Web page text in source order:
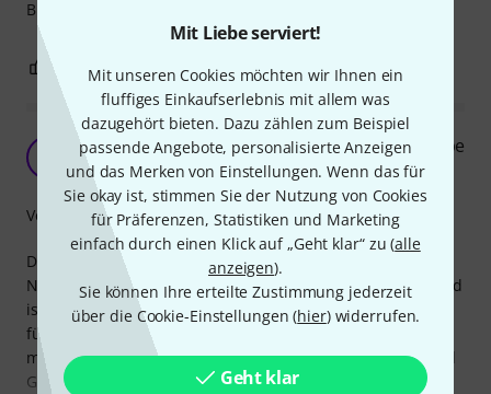
Mit Liebe serviert!
Mit unseren Cookies möchten wir Ihnen ein
fluffiges Einkaufserlebnis mit allem was
dazugehört bieten. Dazu zählen zum Beispiel
passende Angebote, personalisierte Anzeigen
und das Merken von Einstellungen. Wenn das für
Sie okay ist, stimmen Sie der Nutzung von Cookies
für Präferenzen, Statistiken und Marketing
einfach durch einen Klick auf „Geht klar“ zu (alle
anzeigen).
Sie können Ihre erteilte Zustimmung jederzeit
über die Cookie-Einstellungen (hier) widerrufen.
Geht klar
Bleistiftbefestigung ist vorhanden.
BEWERTUNG MELDEN
Sehr gut verarbeitete und günstige Notenmappe
jandd 16.01.2025
Der Versand durch Thomann erfolgte sehr schnell, die
Notemappe besteht aus stabilem schwarzen Kunststoff und
ist ringsum mit einem Stoffband umnäht. Die Qualität ist
für den günstigen Preis sehr gut, der Schließmechanismus
mit dem fest vernieteten Metallteil auf der Vorderseite und
Gummiband an der Rückseite ist praktisch. Die Mappe ist
Verarbeitung